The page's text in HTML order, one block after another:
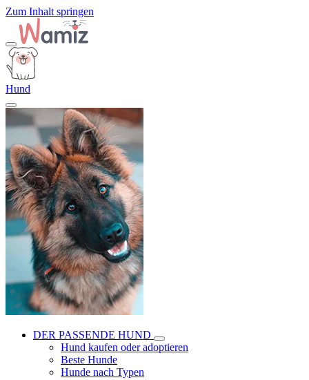
Zum Inhalt springen
Hund
DER PASSENDE HUND
Hund kaufen oder adoptieren
Beste Hunde
Hunde nach Typen